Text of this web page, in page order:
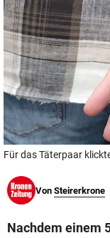
Für das Täterpaar
Von Steirerkrone
Nachdem einem